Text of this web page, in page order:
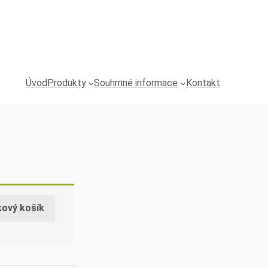
ÚvodProdukty Souhrnné informace Kontakt
košík